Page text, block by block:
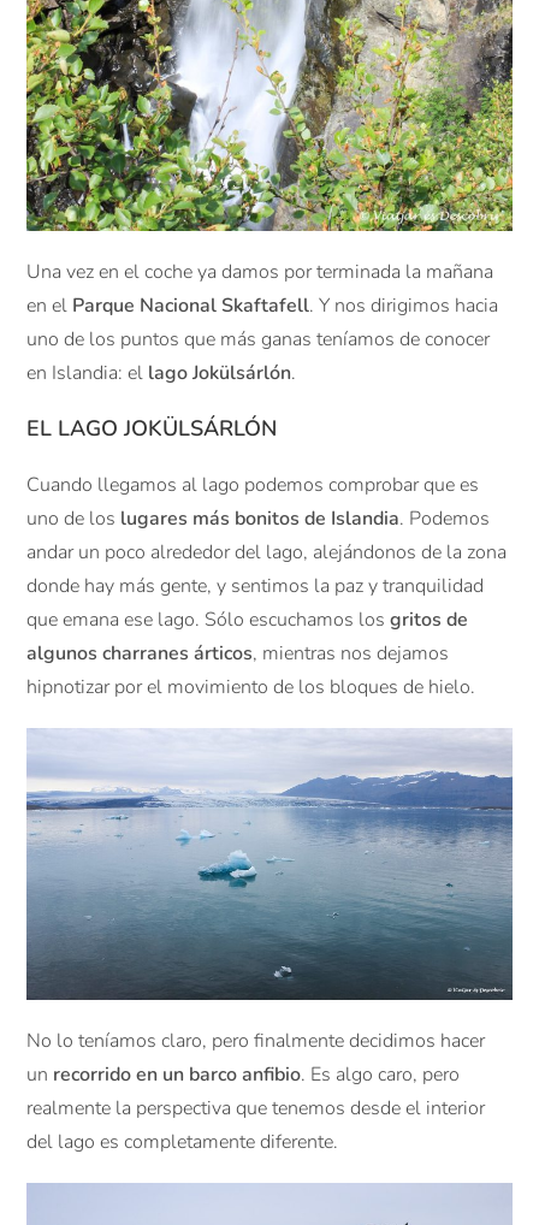
Una vez en el coche ya damos por terminada la mañana
en el Parque Nacional Skaftafell. Y nos dirigimos hacia
uno de los puntos que más ganas teníamos de conocer
en Islandia: el lago Jokülsárlón.
EL LAGO JOKÜLSÁRLÓN
Cuando llegamos al lago podemos comprobar que es
uno de los lugares más bonitos de Islandia. Podemos
andar un poco alrededor del lago, alejándonos de la zona
donde hay más gente, y sentimos la paz y tranquilidad
que emana ese lago. Sólo escuchamos losgritos de
algunos charranes árticos, mientras nos dejamos
hipnotizar por el movimiento de los bloques de hielo.
No lo teníamos claro, pero finalmente decidimos hacer
un recorrido en un barco anfibio. Es algo caro, pero
realmente la perspectiva que tenemos desde el interior
del lago es completamente diferente.